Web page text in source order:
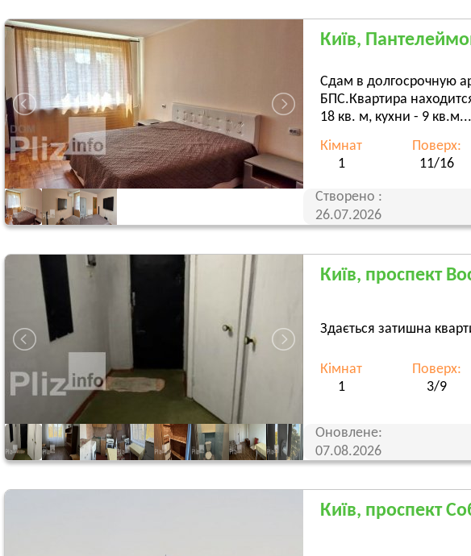
Київ,
Сдам в долгосрочную
БПС.Квартира
18 кв. м, кухни - 9 кв.м...
Кімнат
1
Поверх:
11/16
Створено :
26.07.2026
Київ, проспект
Здається затишна
Кімнат
1
Поверх:
3/9
Оновлене:
07.08.2026
Київ, проспект